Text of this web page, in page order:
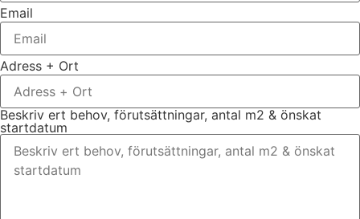
Email
Adress + Ort
Beskriv ert behov, förutsättningar, antal m2 & önskat
startdatum